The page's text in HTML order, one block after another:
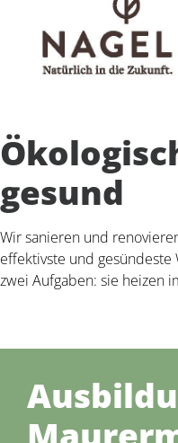
gesund
Wir sanieren und
effektivste und
zwei Aufgaben: sie heizen